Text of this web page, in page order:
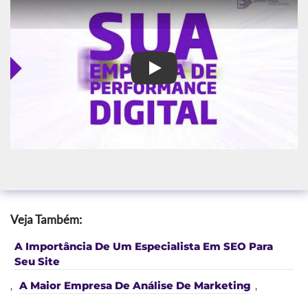
Assessoria de Marketing em
Veja Também:
A Importância De Um Especialista Em SEO Para
Seu Site
, A Maior Empresa De Análise De Marketing ,